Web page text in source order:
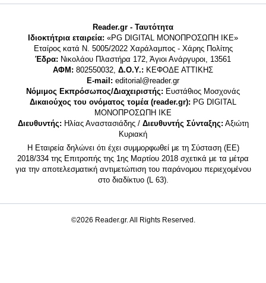
Reader.gr - Ταυτότητα
Ιδιοκτήτρια εταιρεία: «PG DIGITAL MONΟΠΡΟΣΩΠΗ ΙΚΕ»
Εταίρος κατά Ν. 5005/2022 Χαράλαμπος - Χάρης Πολίτης
Έδρα: Νικολάου Πλαστήρα 172, Άγιοι Ανάργυροι, 13561
ΑΦΜ: 802550032, Δ.Ο.Υ.: ΚΕΦΟΔΕ ΑΤΤΙΚΗΣ
E-mail: editorial@reader.gr
Νόμιμος Εκπρόσωπος/Διαχειριστής: Ευστάθιος Μοσχονάς
Δικαιούχος του ονόματος τομέα (reader.gr): PG DIGITAL
MONΟΠΡΟΣΩΠΗ ΙΚΕ
Διευθυντής: Ηλίας Αναστασιάδης / Διευθυντής Σύνταξης: Αξιώτη
Κυριακή
Η Εταιρεία δηλώνει ότι έχει συμμορφωθεί με τη Σύσταση (ΕΕ)
2018/334 της Επιτροπής της 1ης Μαρτίου 2018 σχετικά με τα μέτρα
για την αποτελεσματική αντιμετώπιση του παράνομου περιεχομένου
στο διαδίκτυο (L 63).
©2026 Reader.gr. All Rights Reserved.